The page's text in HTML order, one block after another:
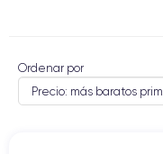
Ordenar por